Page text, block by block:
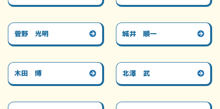
菅野 光明 城井 順一
木田 博 北澤 武